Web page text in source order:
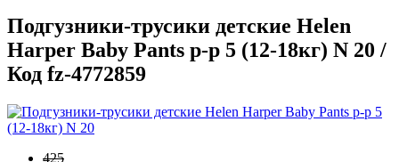
Подгузники-трусики детские Helen
Harper Baby Pants р-р 5 (12-18кг) N 20 /
Код fz-4772859
425